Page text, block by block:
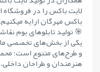
لایت باکس را در فروشگاه
باکس مهرگان ارایه میکنیم.
🎯 تولید تابلوهای بوم
یکی از بخش‌های تخصصی ما،
و طرح‌های متنوع است؛
هنرمندان و طراحان داخلی.